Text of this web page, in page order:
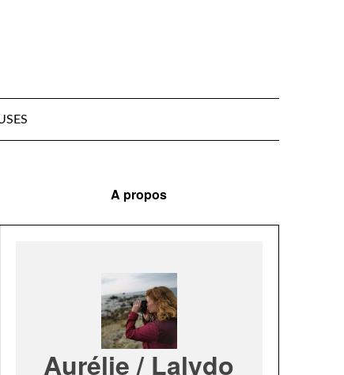
A propos
Aurélie / Lalydo